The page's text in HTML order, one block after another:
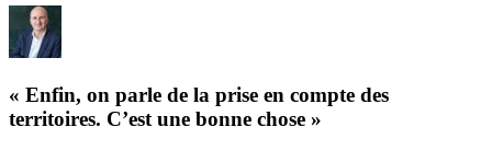
« Enfin, on parle de la prise en compte des
territoires. C’est une bonne chose »